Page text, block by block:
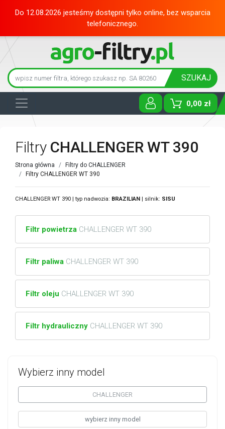
Do 12.08.2026 jesteśmy dostępni tylko online, bez wsparcia
telefonicznego.
SZUKAJ
0,00 zł
Toggle
Wybierz inny model
CHALLENGER
wybierz inny model
Filtry CHALLENGER WT 390
Strona główna
Filtry do CHALLENGER
Filtry CHALLENGER WT 390
CHALLENGER WT 390 | typ nadwozia: BRAZILIAN | silnik: SISU
Filtr powietrza CHALLENGER WT 390
Filtr paliwa CHALLENGER WT 390
Filtr oleju CHALLENGER WT 390
Filtr hydrauliczny CHALLENGER WT 390